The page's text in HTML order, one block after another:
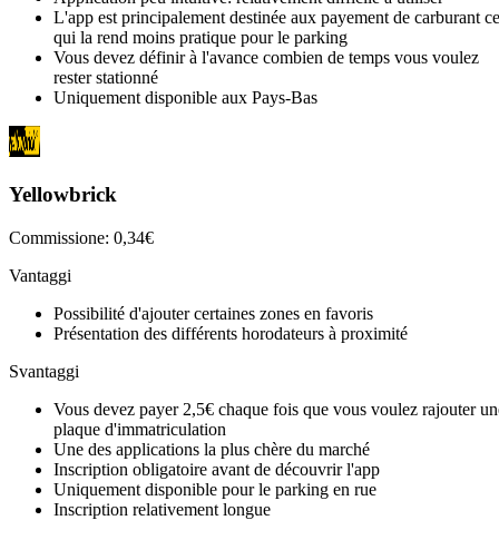
L'app est principalement destinée aux payement de carburant ce
qui la rend moins pratique pour le parking
Vous devez définir à l'avance combien de temps vous voulez
rester stationné
Uniquement disponible aux Pays-Bas
Yellowbrick
Commissione: 0,34€
Vantaggi
Possibilité d'ajouter certaines zones en favoris
Présentation des différents horodateurs à proximité
Svantaggi
Vous devez payer 2,5€ chaque fois que vous voulez rajouter
plaque d'immatriculation
Une des applications la plus chère du marché
Inscription obligatoire avant de découvrir l'app
Uniquement disponible pour le parking en rue
Inscription relativement longue